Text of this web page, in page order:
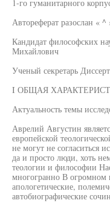
1-го гуманитарного
Автореферат разослан «
Кандидат философских
Михайлович
Ученый секретарь
I ОБЩАЯ
Актуальность темы
Аврелий Августин
европейской
не могут не согласиться
да и просто люди, хоть
теологии и философии
многогранно В огромном
апологетические,
автобиографические